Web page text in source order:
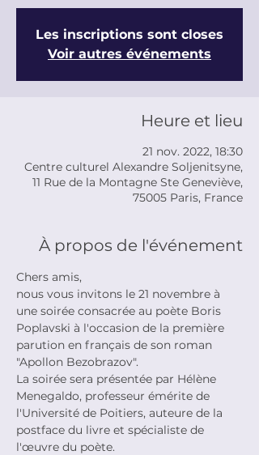
Les inscriptions sont closes
Voir autres événements
Heure et lieu
21 nov. 2022, 18:30
Centre culturel Alexandre Soljenitsyne,
11 Rue de la Montagne Ste Geneviève,
75005 Paris, France
À propos de l'événement
Chers amis,
nous vous invitons le 21 novembre à
une soirée consacrée au poète Boris
Poplavski à l'occasion de la première
parution en français de son roman
"Apollon Bezobrazov".
La soirée sera présentée par Hélène
Menegaldo, professeur émérite de
l'Université de Poitiers, auteure de la
postface du livre et spécialiste de
l'œuvre du poète.